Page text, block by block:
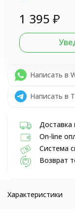
1 395 ₽
Написать в
Написать в
Доставка
On-line
Система
Возврат
Характеристики